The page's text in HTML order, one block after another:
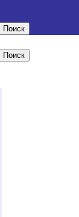
Поиск
Поиск